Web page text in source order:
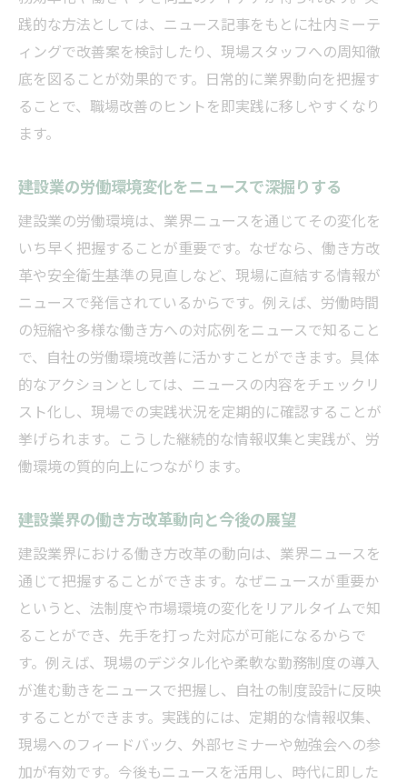
践的な方法としては、ニュース記事をもとに社内ミーテ
ィングで改善案を検討したり、現場スタッフへの周知徹
底を図ることが効果的です。日常的に業界動向を把握す
ることで、職場改善のヒントを即実践に移しやすくなり
ます。
建設業の労働環境変化をニュースで深掘りする
建設業の労働環境は、業界ニュースを通じてその変化を
いち早く把握することが重要です。なぜなら、働き方改
革や安全衛生基準の見直しなど、現場に直結する情報が
ニュースで発信されているからです。例えば、労働時間
の短縮や多様な働き方への対応例をニュースで知ること
で、自社の労働環境改善に活かすことができます。具体
的なアクションとしては、ニュースの内容をチェックリ
スト化し、現場での実践状況を定期的に確認することが
挙げられます。こうした継続的な情報収集と実践が、労
働環境の質的向上につながります。
建設業界の働き方改革動向と今後の展望
建設業界における働き方改革の動向は、業界ニュースを
通じて把握することができます。なぜニュースが重要か
というと、法制度や市場環境の変化をリアルタイムで知
ることができ、先手を打った対応が可能になるからで
す。例えば、現場のデジタル化や柔軟な勤務制度の導入
が進む動きをニュースで把握し、自社の制度設計に反映
することができます。実践的には、定期的な情報収集、
現場へのフィードバック、外部セミナーや勉強会への参
加が有効です。今後もニュースを活用し、時代に即した